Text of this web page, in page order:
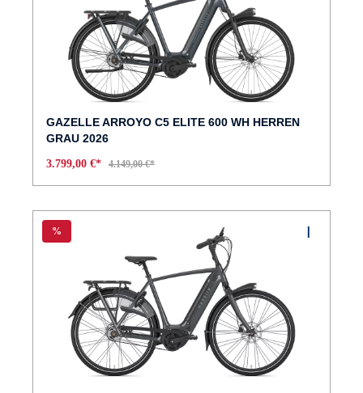
GAZELLE ARROYO C5 ELITE 600 WH HERREN
GRAU 2026
3.799,00 €* 4.149,00 €*
%